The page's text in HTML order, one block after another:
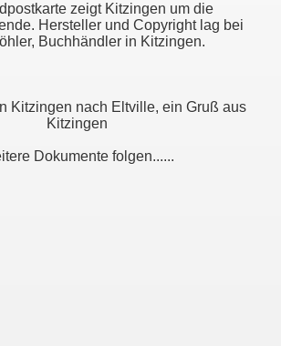
zeigt Kitzingen um die
Hersteller und Copyright lag bei
Buchhändler in Kitzingen.
Kitzingen nach Eltville, ein Gruß aus
Kitzingen
Dokumente folgen......